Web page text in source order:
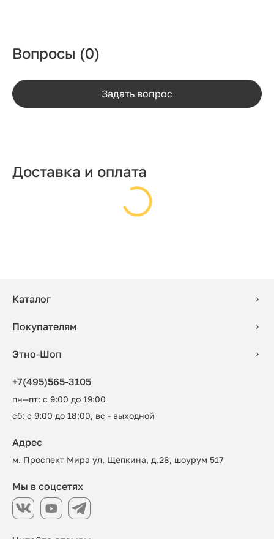
Вопросы (0)
Задать вопрос
Доставка и оплата
Каталог
Покупателям
Этно-Шоп
+7(495)565-3105
пн—пт: с 9:00 до 19:00
сб: с 9:00 до 18:00, вс - выходной
Адрес
м. Проспект Мира ул. Щепкина, д.28, шоурум 517
Мы в соцсетях